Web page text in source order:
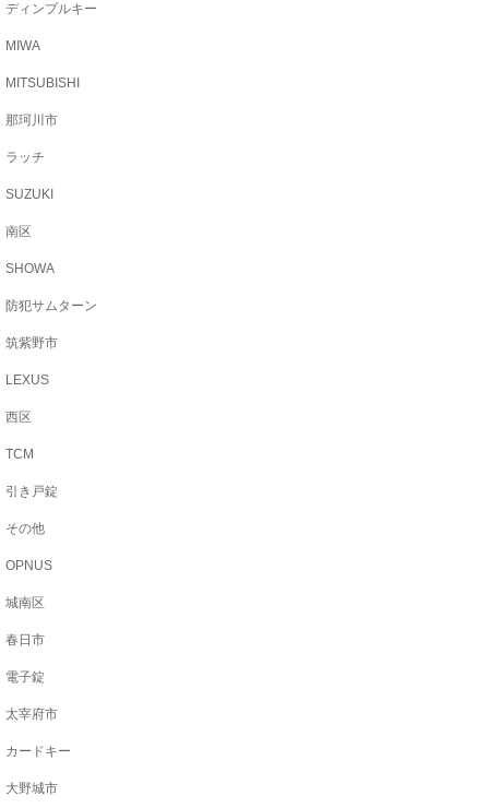
ディンプルキー
MIWA
MITSUBISHI
那珂川市
ラッチ
SUZUKI
南区
SHOWA
防犯サムターン
筑紫野市
LEXUS
西区
TCM
引き戸錠
その他
OPNUS
城南区
春日市
電子錠
太宰府市
カードキー
大野城市